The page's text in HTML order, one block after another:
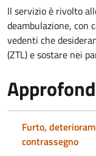
Il servizio è rivolto
deambulazione, con
vedenti che
(ZTL) e sostare nei
Furto,
contrassegno